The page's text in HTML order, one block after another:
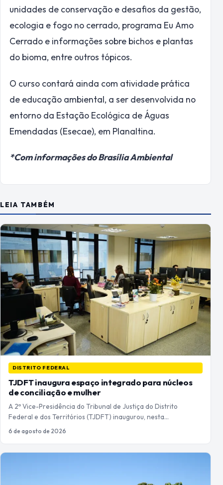
unidades de conservação e desafios da gestão,
ecologia e fogo no cerrado, programa Eu Amo
Cerrado e informações sobre bichos e plantas
do bioma, entre outros tópicos.
O curso contará ainda com atividade prática
de educação ambiental, a ser desenvolvida no
entorno da Estação Ecológica de Águas
Emendadas (Esecae), em Planaltina.
*Com informações do Brasília Ambiental
LEIA TAMBÉM
DISTRITO FEDERAL
TJDFT inaugura espaço integrado para núcleos
de conciliação e mulher
A 2ª Vice-Presidência do Tribunal de Justiça do Distrito
Federal e dos Territórios (TJDFT) inaugurou, nesta…
6 de agosto de 2026